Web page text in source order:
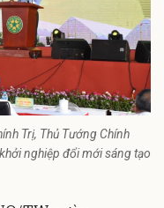
Trị, Thủ Tướng Chính
nghiệp đổi mới sáng tạo